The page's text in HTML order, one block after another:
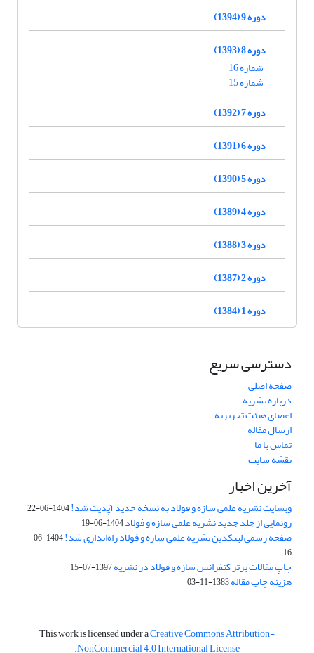
دوره 9 (1394)
دوره 8 (1393)
شماره 16
شماره 15
دوره 7 (1392)
دوره 6 (1391)
دوره 5 (1390)
دوره 4 (1389)
دوره 3 (1388)
دوره 2 (1387)
دوره 1 (1384)
دسترسی سریع
صفحه اصلی
درباره نشریه
اعضای هیئت تحریریه
ارسال مقاله
تماس با ما
نقشه سایت
آخرین اخبار
وبسایت نشریه علمی سازه و فولاد به نسخه جدید آپدیت شد!1404-06-22
رونمایی از جلد جدید نشریه علمی سازه و فولاد1404-06-19
صفحه رسمی لینکدین نشریه علمی سازه و فولاد راه‌اندازی شد!
1404-06-
16
چاپ مقالات برتر کنفرانس سازه و فولاد در نشریه1397-07-15
هزینه چاپ مقاله1383-11-03
This work is licensed under aCreative Commons Attribution-
NonCommercial 4.0 International License
.